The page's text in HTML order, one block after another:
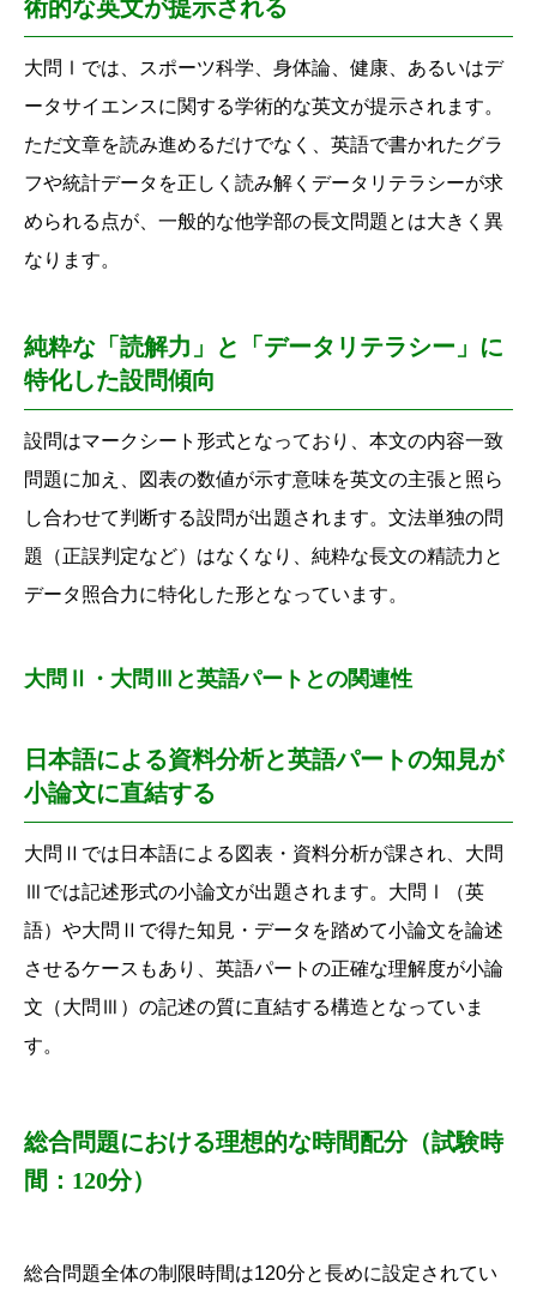
術的な英文が提示される
大問Ⅰでは、 スポーツ科学、 身体論、 健康、 あるいはデ
ータサイエンスに関する学術的な英文が提示されます。
ただ文章を読み進めるだけでなく、 英語で書かれたグラ
フや統計データを正しく読み解くデータリテラシーが求
められる点が、 一般的な他学部の長文問題とは大きく異
なります。
純粋な「読解力」と「データリテラシー」に
特化した設問傾向
設問はマークシート形式となっており、 本文の内容一致
問題に加え、
図表の数値が示す意味を英文の主張と照ら
し合わせて判断する設問が出題されます。 文法単独の問
題（正誤判定など）はなくなり、 純粋な長文の精読力と
データ照合力に特化した形となっています。
大問Ⅱ・大問Ⅲと英語パートとの関連性
日本語による資料分析と英語パートの知見が
小論文に直結する
大問Ⅱでは日本語による図表・資料分析が課され、 大問
Ⅲでは記述形式の小論文が出題されます。 大問Ⅰ（英
語）や大問Ⅱで得た知見・データを踏めて小論文を論述
させるケースもあり、 英語パートの正確な理解度が小論
文（大問Ⅲ）の記述の質に直結する構造となっていま
す。
総合問題における理想的な時間配分（試験時
間：120分）
総合問題全体の制限時間は120分と長めに設定されてい